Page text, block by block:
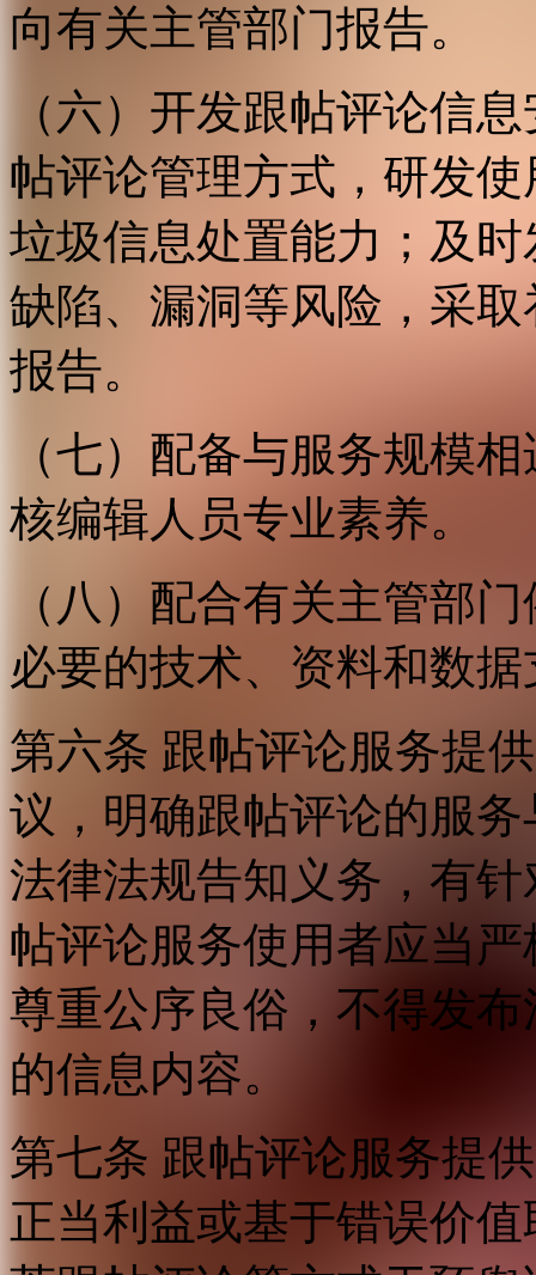
向有关主管部门报告。
（六）开发跟帖评论信
帖评论管理方式，研发
垃圾信息处置能力；及
缺陷、漏洞等风险，采
报告。
（七）配备与服务规模
核编辑人员专业素养。
（八）配合有关主管部
必要的技术、资料和数
第六条 跟帖评论服务提
议，明确跟帖评论的服
法律法规告知义务，有
帖评论服务使用者应当
尊重公序良俗，不得发
的信息内容。
第七条 跟帖评论服务提
正当利益或基于错误价